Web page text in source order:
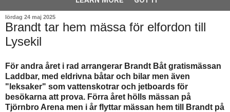
lördag 24 maj 2025
Brandt tar hem mässa för elfordon till
Lysekil
För andra året i rad arrangerar Brandt Båt gratismässan
Laddbar, med eldrivna båtar och bilar men även
"leksaker" som vattenskotrar och jetboards för
besökarna att prova. Förra året hölls mässan på
Tjörnbro Arena men i år flyttar mässan hem till Brandt på